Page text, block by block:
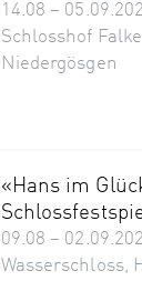
14.08 –
Schlosshof
Niedergösgen
«Hans im
09.08 –
Wasserschloss,